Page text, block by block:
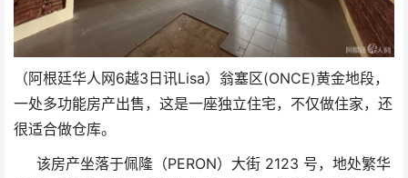
（阿根廷华人网6越3日讯Lisa）翁塞区(ONCE)黄金地段，
一处多功能房产出售，这是一座独立住宅，不仅做住家，还
很适合做仓库。
该房产坐落于佩隆（PERON）大街 2123 号，地处繁华